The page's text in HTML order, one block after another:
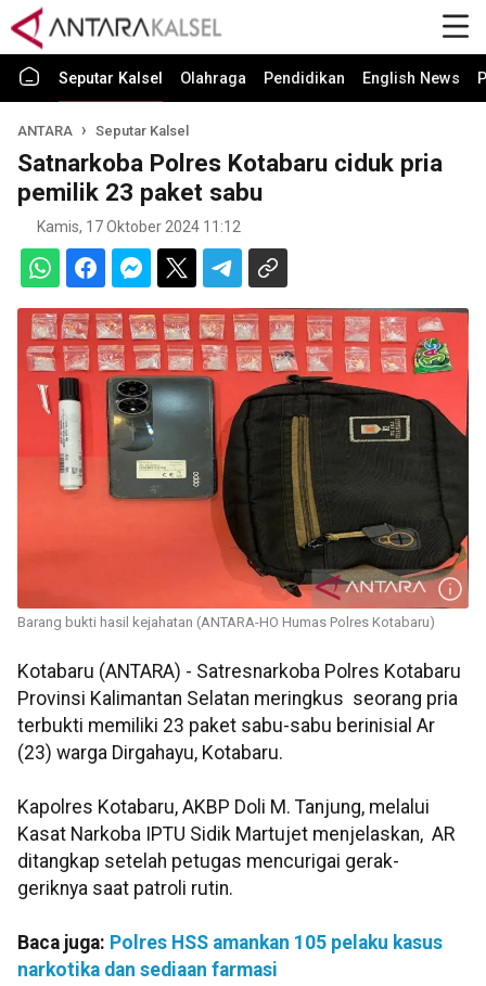
Seputar Kalsel Olahraga Pendidikan English News
ANTARA Seputar Kalsel
Satnarkoba Polres Kotabaru ciduk pria
pemilik 23 paket sabu
Kamis, 17 Oktober 2024 11:12
Barang bukti hasil kejahatan (ANTARA-HO Humas Polres Kotabaru)
Kotabaru (ANTARA) - Satresnarkoba Polres Kotabaru
Provinsi Kalimantan Selatan meringkus seorang pria
terbukti memiliki 23 paket sabu-sabu berinisial Ar
(23) warga Dirgahayu, Kotabaru.
Kapolres Kotabaru, AKBP Doli M. Tanjung, melalui
Kasat Narkoba IPTU Sidik Martujet menjelaskan, AR
ditangkap setelah petugas mencurigai gerak-
geriknya saat patroli rutin.
Baca juga: Polres HSS amankan 105 pelaku kasus
narkotika dan sediaan farmasi